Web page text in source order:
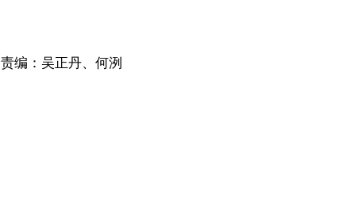
责编：吴正丹、何洌